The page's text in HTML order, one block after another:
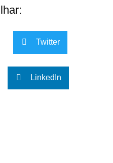
Twitter
LinkedIn